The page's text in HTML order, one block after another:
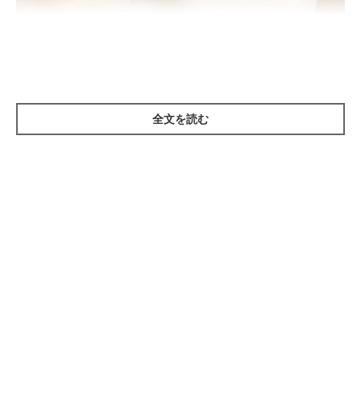
寝たふり！！
全文を読む